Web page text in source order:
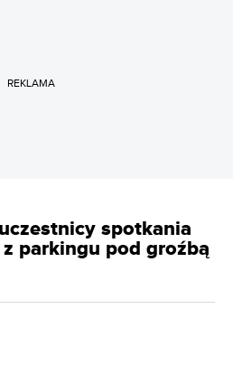
REKLAMA
spotkania
parkingu pod groźbą